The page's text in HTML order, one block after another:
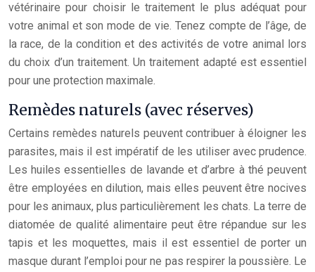
vétérinaire pour choisir le traitement le plus adéquat pour
votre animal et son mode de vie. Tenez compte de l’âge, de
la race, de la condition et des activités de votre animal lors
du choix d’un traitement. Un traitement adapté est essentiel
pour une protection maximale.
Remèdes naturels (avec réserves)
Certains remèdes naturels peuvent contribuer à éloigner les
parasites, mais il est impératif de les utiliser avec prudence.
Les huiles essentielles de lavande et d’arbre à thé peuvent
être employées en dilution, mais elles peuvent être nocives
pour les animaux, plus particulièrement les chats. La terre de
diatomée de qualité alimentaire peut être répandue sur les
tapis et les moquettes, mais il est essentiel de porter un
masque durant l’emploi pour ne pas respirer la poussière. Le